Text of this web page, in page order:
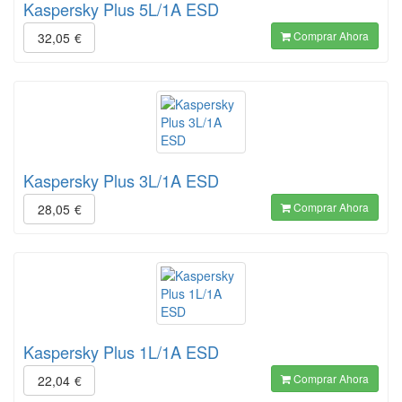
Kaspersky Plus 5L/1A ESD
32,05 € Comprar Ahora
Kaspersky Plus 3L/1A ESD
28,05 € Comprar Ahora
Kaspersky Plus 1L/1A ESD
22,04 € Comprar Ahora